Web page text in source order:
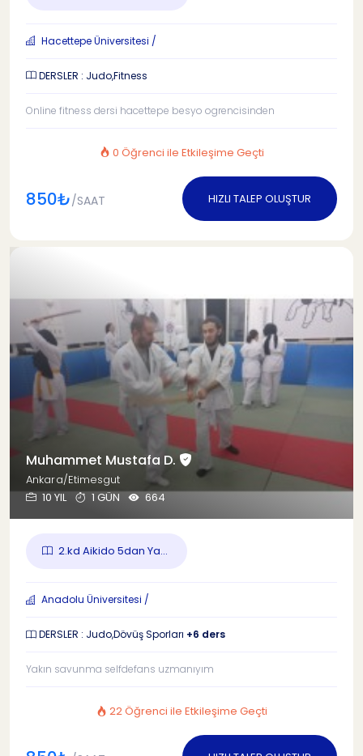
Hacettepe Üniversitesi /
DERSLER : Judo,Fitness
Online fitness dersi hacettepe besyo ogrencisinden
0 Öğrenci ile Etkileşime Geçti
850₺/SAAT HIZLI TALEP OLUŞTUR
Muhammet Mustafa D.
Ankara/Etimesgut
10 YIL
1 GÜN 664
2.kd Aikido 5dan Ya...
Anadolu Üniversitesi /
DERSLER : Judo,Dövüş Sporları +6 ders
Yakın savunma selfdefans uzmanıyım
22 Öğrenci ile Etkileşime Geçti